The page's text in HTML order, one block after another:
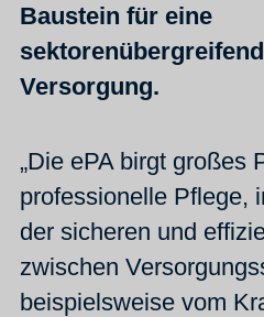
Baustein für eine
Versorgung.
„Die ePA birgt großes
professionelle Pflege,
der sicheren und
zwischen
beispielsweise vom